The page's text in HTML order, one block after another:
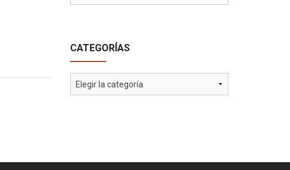
CATEGORÍAS
Categorías